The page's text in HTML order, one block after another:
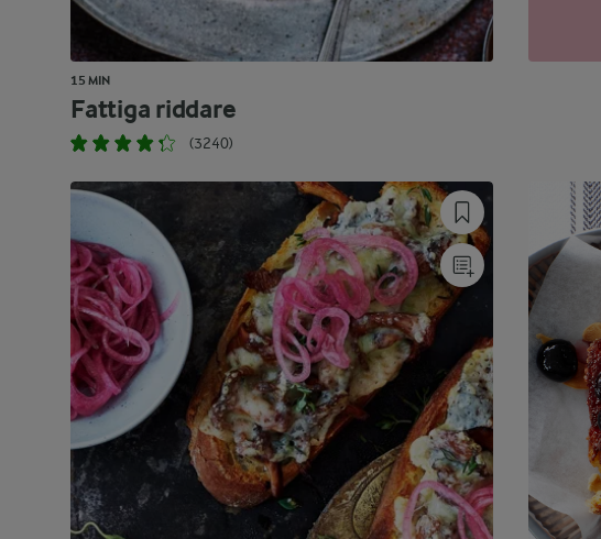
15 MIN
Fattiga riddare
(3240)